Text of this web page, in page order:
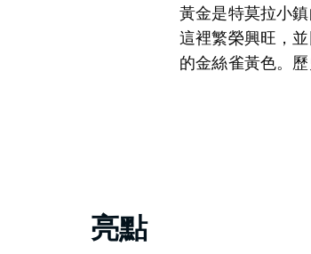
黃金是特莫拉小
這裡繁榮興旺，
的金絲雀黃色。
亮點